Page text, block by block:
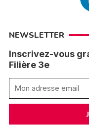
NEWSLETTER
Inscrivez-vous
Filière 3e